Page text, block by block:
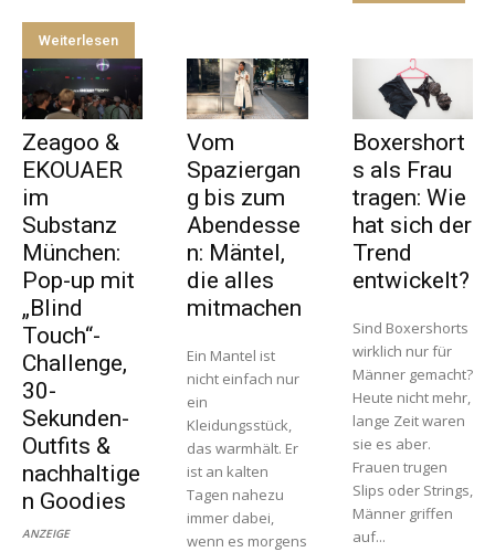
Weiterlesen
Zeagoo &
EKOUAER
im
Substanz
München:
Pop-up mit
„Blind
Touch“-
Challenge,
30-
Sekunden-
Outfits &
nachhaltige
n Goodies
ANZEIGE
Vom
Spaziergan
g bis zum
Abendesse
n: Mäntel,
die alles
mitmachen
Ein Mantel ist
nicht einfach nur
ein
Kleidungsstück,
das warmhält. Er
ist an kalten
Tagen nahezu
immer dabei,
wenn es morgens
Boxershort
s als Frau
tragen: Wie
hat sich der
Trend
entwickelt?
Sind Boxershorts
wirklich nur für
Männer gemacht?
Heute nicht mehr,
lange Zeit waren
sie es aber.
Frauen trugen
Slips oder Strings,
Männer griffen
auf...